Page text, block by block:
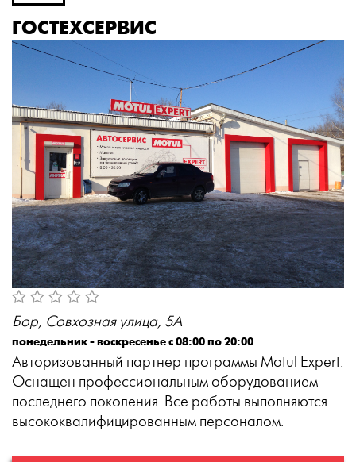
ГОСТЕХСЕРВИС
Бор, Совхозная улица, 5А
понедельник - воскресенье с 08:00 по 20:00
Авторизованный партнер программы Motul Expert.
Оснащен профессиональным оборудованием
последнего поколения. Все работы выполняются
высококвалифицированным персоналом.